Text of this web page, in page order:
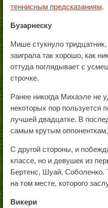
теннисным предсказаниям.
Бузарнеску
Мише стукнуло
заиграла так хорошо, как
оттуда поглядывает с
строчке.
Ранее никогда Михаэле не
некоторых пор пользуется
лучшей двадцатке. В
самым крутым
С другой стороны, и
классе, но и девушек из
Бертенс, Шуай, Соболенко.
на том месте, которого
Викери